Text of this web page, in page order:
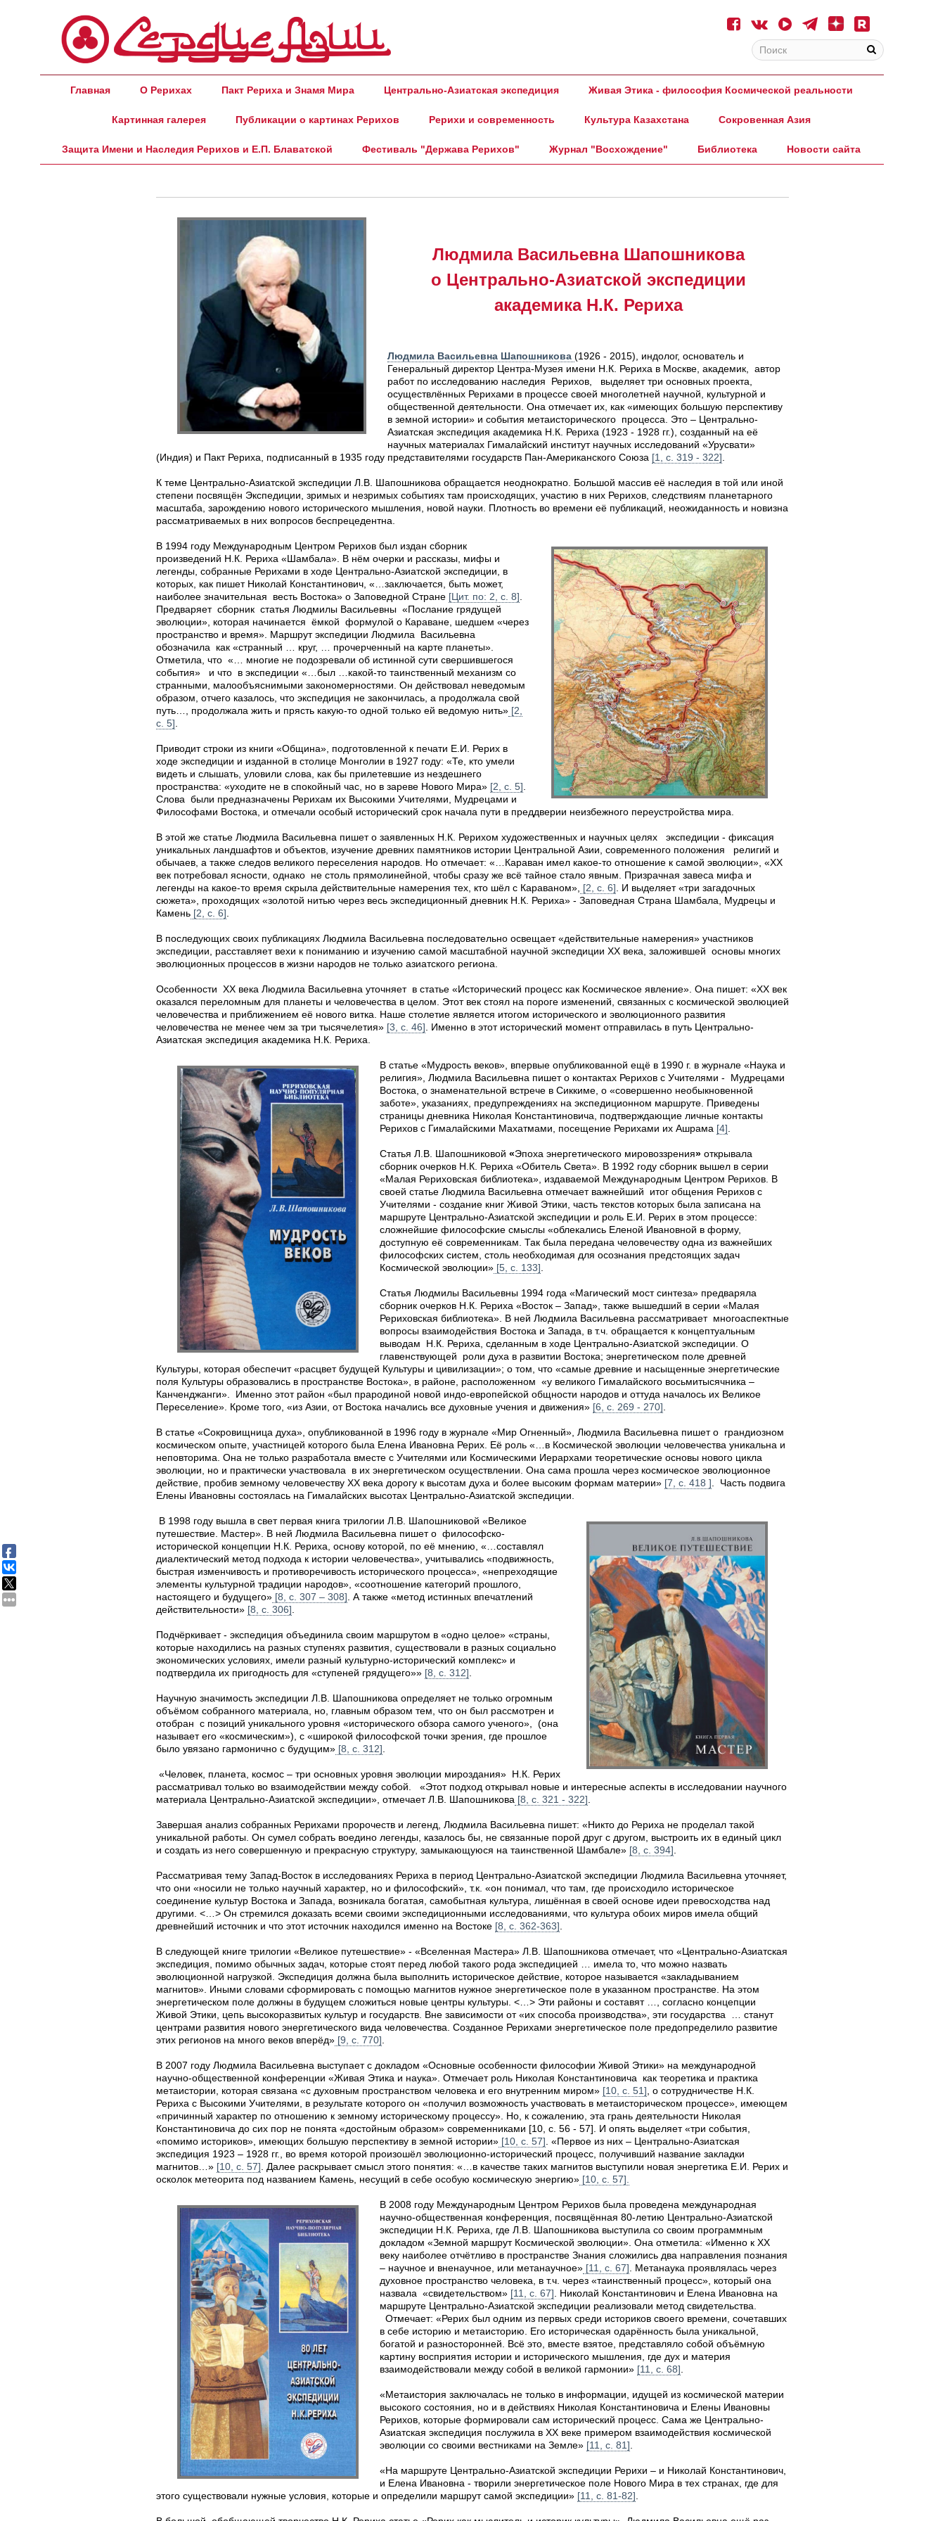
Главная О Рерихах Пакт Рериха и Знамя Мира Центрально-Азиатская экспедиция Живая Этика - философия Космической реальности
Картинная галерея Публикации о картинах Рерихов Рерихи и современность Культура Казахстана Сокровенная Азия
Защита Имени и Наследия Рерихов и Е.П. Блаватской Фестиваль "Держава Рерихов" Журнал "Восхождение" Библиотека Новости сайта
Людмила Васильевна Шапошникова
о Центрально-Азиатской экспедиции
академика Н.К. Рериха
Людмила Васильевна Шапошникова (1926 - 2015), индолог, основатель и
Генеральный директор Центра-Музея имени Н.К. Рериха в Москве, академик, автор
работ по исследованию наследия Рерихов, выделяет три основных проекта,
осуществлённых Рерихами в процессе своей многолетней научной, культурной и
общественной деятельности. Она отмечает их, как «имеющих большую перспективу
в земной истории» и события метаисторического процесса. Это – Центрально-
Азиатская экспедиция академика Н.К. Рериха (1923 - 1928 гг.), созданный на её
научных материалах Гималайский институт научных исследований «Урусвати»
(Индия) и Пакт Рериха, подписанный в 1935 году представителями государств Пан-Американского Союза [1, с. 319 - 322]
К теме Центрально-Азиатской экспедиции Л.В. Шапошникова обращается неоднократно. Большой массив её наследия в той или иной
степени посвящён Экспедиции, зримых и незримых событиях там происходящих, участию в них Рерихов, следствиям планетарного
масштаба, зарождению нового исторического мышления, новой науки. Плотность во времени её публикаций, неожиданность и новизна
рассматриваемых в них вопросов беспрецедентна.
В 1994 году Международным Центром Рерихов был издан сборник
произведений Н.К. Рериха «Шамбала». В нём очерки и рассказы, мифы и
легенды, собранные Рерихами в ходе Центрально-Азиатской экспедиции, в
которых, как пишет Николай Константинович, «…заключается, быть может,
наиболее значительная весть Востока» о Заповедной Стране [Цит. по: 2, с. 8]
Предваряет сборник статья Людмилы Васильевны «Послание грядущей
эволюции», которая начинается ёмкой формулой о Караване, шедшем «через
пространство и время». Маршрут экспедиции Людмила Васильевна
обозначила как «странный … круг, … прочерченный на карте планеты».
Отметила, что «… многие не подозревали об истинной сути свершившегося
события» и что в экспедиции «…был …какой-то таинственный механизм со
странными, малообъяснимыми закономерностями. Он действовал неведомым
образом, отчего казалось, что экспедиция не закончилась, а продолжала свой
путь…, продолжала жить и прясть какую-то одной только ей ведомую нить» [2,
с. 5]
Приводит строки из книги «Община», подготовленной к печати Е.И. Рерих в
ходе экспедиции и изданной в столице Монголии в 1927 году: «Те, кто умели
видеть и слышать, уловили слова, как бы прилетевшие из нездешнего
пространства: «уходите не в спокойный час, но в зареве Нового Мира» [2, с. 5]
Слова были предназначены Рерихам их Высокими Учителями, Мудрецами и
Философами Востока, и отмечали особый исторический срок начала пути в преддверии неизбежного переустройства мира.
В этой же статье Людмила Васильевна пишет о заявленных Н.К. Рерихом художественных и научных целях экспедиции - фиксация
уникальных ландшафтов и объектов, изучение древних памятников истории Центральной Азии, современного положения религий и
обычаев, а также следов великого переселения народов. Но отмечает: «…Караван имел какое-то отношение к самой эволюции», «XX
век потребовал ясности, однако не столь прямолинейной, чтобы сразу же всё тайное стало явным. Призрачная завеса мифа и
легенды на какое-то время скрыла действительные намерения тех, кто шёл с Караваном», [2, с. 6] . И выделяет «три загадочных
сюжета», проходящих «золотой нитью через весь экспедиционный дневник Н.К. Рериха» - Заповедная Страна Шамбала, Мудрецы и
Камень [2, с. 6]
В последующих своих публикациях Людмила Васильевна последовательно освещает «действительные намерения» участников
экспедиции, расставляет вехи к пониманию и изучению самой масштабной научной экспедиции XX века, заложившей основы многих
эволюционных процессов в жизни народов не только азиатского региона.
Особенности XX века Людмила Васильевна уточняет в статье «Исторический процесс как Космическое явление». Она пишет: «XX век
оказался переломным для планеты и человечества в целом. Этот век стоял на пороге изменений, связанных с космической эволюцией
человечества и приближением её нового витка. Наше столетие является итогом исторического и эволюционного развития
человечества не менее чем за три тысячелетия» [3, с. 46] . Именно в этот исторический момент отправилась в путь Центрально-
Азиатская экспедиция академика Н.К. Рериха.
В статье «Мудрость веков», впервые опубликованной ещё в 1990 г. в журнале «Наука и
религия», Людмила Васильевна пишет о контактах Рерихов с Учителями - Мудрецами
Востока, о знаменательной встрече в Сиккиме, о «совершенно необыкновенной
заботе», указаниях, предупреждениях на экспедиционном маршруте. Приведены
страницы дневника Николая Константиновича, подтверждающие личные контакты
Рерихов с Гималайскими Махатмами, посещение Рерихами их Ашрама [4]
Статья Л.В. Шапошниковой «Эпоха энергетического мировоззрения» открывала
сборник очерков Н.К. Рериха «Обитель Света». В 1992 году сборник вышел в серии
«Малая Рериховская библиотека», издаваемой Международным Центром Рерихов. В
своей статье Людмила Васильевна отмечает важнейший итог общения Рерихов с
Учителями - создание книг Живой Этики, часть текстов которых была записана на
маршруте Центрально-Азиатской экспедиции и роль Е.И. Рерих в этом процессе:
сложнейшие философские смыслы «облекались Еленой Ивановной в форму,
доступную её современникам. Так была передана человечеству одна из важнейших
философских систем, столь необходимая для осознания предстоящих задач
Космической эволюции» [5, с. 133]
Статья Людмилы Васильевны 1994 года «Магический мост синтеза» предваряла
сборник очерков Н.К. Рериха «Восток – Запад», также вышедший в серии «Малая
Рериховская библиотека». В ней Людмила Васильевна рассматривает многоаспектные
вопросы взаимодействия Востока и Запада, в т.ч. обращается к концептуальным
выводам Н.К. Рериха, сделанным в ходе Центрально-Азиатской экспедиции. О
главенствующей роли духа в развитии Востока; энергетическом поле древней
Культуры, которая обеспечит «расцвет будущей Культуры и цивилизации»; о том, что «самые древние и насыщенные энергетические
поля Культуры образовались в пространстве Востока», в районе, расположенном «у великого Гималайского восьмитысячника –
Канченджанги». Именно этот район «был прародиной новой индо-европейской общности народов и оттуда началось их Великое
Переселение». Кроме того, «из Азии, от Востока начались все духовные учения и движения» [6, с. 269 - 270]
В статье «Сокровищница духа», опубликованной в 1996 году в журнале «Мир Огненный», Людмила Васильевна пишет о грандиозном
космическом опыте, участницей которого была Елена Ивановна Рерих. Её роль «…в Космической эволюции человечества уникальна и
неповторима. Она не только разработала вместе с Учителями или Космическими Иерархами теоретические основы нового цикла
эволюции, но и практически участвовала в их энергетическом осуществлении. Она сама прошла через космическое эволюционное
действие, пробив земному человечеству XX века дорогу к высотам духа и более высоким формам материи» [7, с. 418 ] . Часть подвига
Елены Ивановны состоялась на Гималайских высотах Центрально‑Азиатской экспедиции.
В 1998 году вышла в свет первая книга трилогии Л.В. Шапошниковой «Великое
путешествие. Мастер». В ней Людмила Васильевна пишет о философско-
исторической концепции Н.К. Рериха, основу которой, по её мнению, «…составлял
диалектический метод подхода к истории человечества», учитывались «подвижность,
быстрая изменчивость и противоречивость исторического процесса», «непреходящие
элементы культурной традиции народов», «соотношение категорий прошлого,
настоящего и будущего» [8, с. 307 – 308] . А также «метод истинных впечатлений
действительности» [8, с. 306]
Подчёркивает - экспедиция объединила своим маршрутом в «одно целое» «страны,
которые находились на разных ступенях развития, существовали в разных социально
экономических условиях, имели разный культурно-исторический комплекс» и
подтвердила их пригодность для «ступеней грядущего»» [8, с. 312]
Научную значимость экспедиции Л.В. Шапошникова определяет не только огромным
объёмом собранного материала, но, главным образом тем, что он был рассмотрен и
отобран с позиций уникального уровня «исторического обзора самого ученого», (она
называет его «космическим»), с «широкой философской точки зрения, где прошлое
было увязано гармонично с будущим» [8, с. 312]
«Человек, планета, космос – три основных уровня эволюции мироздания» Н.К. Рерих
рассматривал только во взаимодействии между собой. «Этот подход открывал новые и интересные аспекты в исследовании научного
материала Центрально-Азиатской экспедиции», отмечает Л.В. Шапошникова [8, с. 321 - 322]
Завершая анализ собранных Рерихами пророчеств и легенд, Людмила Васильевна пишет: «Никто до Рериха не проделал такой
уникальной работы. Он сумел собрать воедино легенды, казалось бы, не связанные порой друг с другом, выстроить их в единый цикл
и создать из него совершенную и прекрасную структуру, замыкающуюся на таинственной Шамбале» [8, с. 394]
Рассматривая тему Запад-Восток в исследованиях Рериха в период Центрально-Азиатской экспедиции Людмила Васильевна уточняет,
что они «носили не только научный характер, но и философский», т.к. «он понимал, что там, где происходило историческое
соединение культур Востока и Запада, возникала богатая, самобытная культура, лишённая в своей основе идеи превосходства над
другими. <…> Он стремился доказать всеми своими экспедиционными исследованиями, что культура обоих миров имела общий
древнейший источник и что этот источник находился именно на Востоке [8, с. 362-363]
В следующей книге трилогии «Великое путешествие» - «Вселенная Мастера» Л.В. Шапошникова отмечает, что «Центрально-Азиатская
экспедиция, помимо обычных задач, которые стоят перед любой такого рода экспедицией … имела то, что можно назвать
эволюционной нагрузкой. Экспедиция должна была выполнить историческое действие, которое называется «закладыванием
магнитов». Иными словами сформировать с помощью магнитов нужное энергетическое поле в указанном пространстве. На этом
энергетическом поле должны в будущем сложиться новые центры культуры. <…> Эти районы и составят …, согласно концепции
Живой Этики, цепь высокоразвитых культур и государств. Вне зависимости от «их способа производства», эти государства … станут
центрами развития нового энергетического вида человечества. Созданное Рерихами энергетическое поле предопределило развитие
этих регионов на много веков вперёд» [9, с. 770]
В 2007 году Людмила Васильевна выступает с докладом «Основные особенности философии Живой Этики» на международной
научно-общественной конференции «Живая Этика и наука». Отмечает роль Николая Константиновича как теоретика и практика
метаистории, которая связана «с духовным пространством человека и его внутренним миром» [10, с. 51] , о сотрудничестве Н.К.
Рериха с Высокими Учителями, в результате которого он «получил возможность участвовать в метаисторическом процессе», имеющем
«причинный характер по отношению к земному историческому процессу». Но, к сожалению, эта грань деятельности Николая
Константиновича до сих пор не понята «достойным образом» современниками [10, с. 56 - 57]. И опять выделяет «три события,
«помимо историков», имеющих большую перспективу в земной истории» [10, с. 57] . «Первое из них – Центрально-Азиатская
экспедиция 1923 – 1928 гг., во время которой произошёл эволюционно-исторический процесс, получивший название закладки
магнитов…» [10, с. 57] . Далее раскрывает смысл этого понятия: «…в качестве таких магнитов выступили новая энергетика Е.И. Рерих и
осколок метеорита под названием Камень, несущий в себе особую космическую энергию» [10, с. 57].
В 2008 году Международным Центром Рерихов была проведена международная
научно-общественная конференция, посвящённая 80-летию Центрально-Азиатской
экспедиции Н.К. Рериха, где Л.В. Шапошникова выступила со своим программным
докладом «Земной маршрут Космической эволюции». Она отметила: «Именно к XX
веку наиболее отчётливо в пространстве Знания сложились два направления познания
– научное и вненаучное, или метанаучное» [11, с. 67] . Метанаука проявлялась через
духовное пространство человека, в т.ч. через «таинственный процесс», который она
назвала «свидетельством» [11, c. 67] . Николай Константинович и Елена Ивановна на
маршруте Центрально-Азиатской экспедиции реализовали метод свидетельства.
Отмечает: «Рерих был одним из первых среди историков своего времени, сочетавших
в себе историю и метаисторию. Его историческая одарённость была уникальной,
богатой и разносторонней. Всё это, вместе взятое, представляло собой объёмную
картину восприятия истории и исторического мышления, где дух и материя
взаимодействовали между собой в великой гармонии» [11, с. 68]
«Метаистория заключалась не только в информации, идущей из космической материи
высокого состояния, но и в действиях Николая Константиновича и Елены Ивановны
Рерихов, которые формировали сам исторический процесс. Сама же Центрально-
Азиатская экспедиция послужила в XX веке примером взаимодействия космической
эволюции со своими вестниками на Земле» [11, с. 81]
«На маршруте Центрально-Азиатской экспедиции Рерихи – и Николай Константинович,
и Елена Ивановна - творили энергетическое поле Нового Мира в тех странах, где для
этого существовали нужные условия, которые и определили маршрут самой экспедиции» [11, с. 81-82]